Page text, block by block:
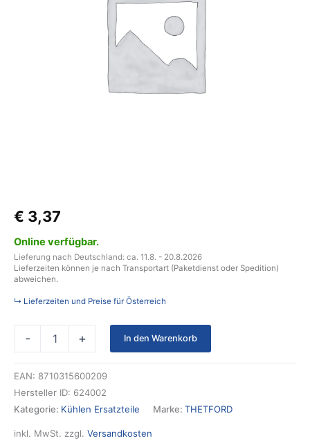
€ 3,37
Online verfügbar.
Lieferung nach Deutschland: ca. 11.8. - 20.8.2026
Lieferzeiten können je nach Transportart (Paketdienst oder Spedition)
abweichen.
↳ Lieferzeiten und Preise für Österreich
- + In den Warenkorb
EAN: 8710315600209
Hersteller ID: 624002
Kategorie: Kühlen Ersatzteile Marke: THETFORD
inkl. MwSt. zzgl. Versandkosten